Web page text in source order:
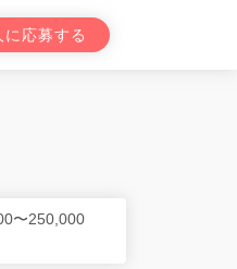
に応募する
〜250,000